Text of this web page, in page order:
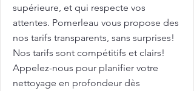
supérieure, et qui respecte vos
attentes. Pomerleau vous propose des
nos tarifs transparents, sans surprises!
Nos tarifs sont compétitifs et clairs!
Appelez-nous pour planifier votre
nettoyage en profondeur dès